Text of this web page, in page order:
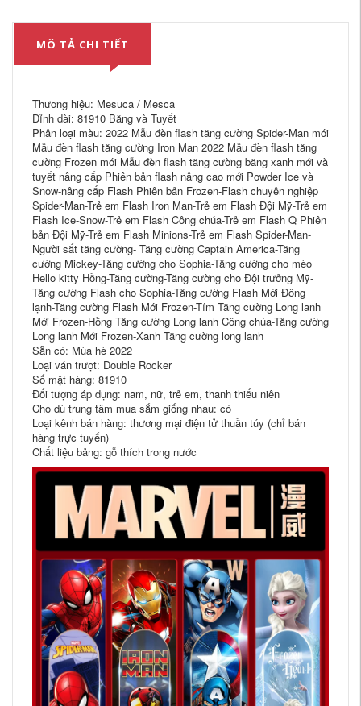
MÔ TẢ CHI TIẾT
Thương hiệu: Mesuca / Mesca
Đỉnh dài: 81910 Băng và Tuyết
Phân loại màu: 2022 Mẫu đèn flash tăng cường Spider-Man mới
Mẫu đèn flash tăng cường Iron Man 2022 Mẫu đèn flash tăng
cường Frozen mới Mẫu đèn flash tăng cường băng xanh mới và
tuyết nâng cấp Phiên bản flash nâng cao mới Powder Ice và
Snow-nâng cấp Flash Phiên bản Frozen-Flash chuyên nghiệp
Spider-Man-Trẻ em Flash Iron Man-Trẻ em Flash Đội Mỹ-Trẻ em
Flash Ice-Snow-Trẻ em Flash Công chúa-Trẻ em Flash Q Phiên
bản Đội Mỹ-Trẻ em Flash Minions-Trẻ em Flash Spider-Man-
Người sắt tăng cường- Tăng cường Captain America-Tăng
cường Mickey-Tăng cường cho Sophia-Tăng cường cho mèo
Hello kitty Hồng-Tăng cường-Tăng cường cho Đội trưởng Mỹ-
Tăng cường Flash cho Sophia-Tăng cường Flash Mới Đông
lạnh-Tăng cường Flash Mới Frozen-Tím Tăng cường Long lanh
Mới Frozen-Hồng Tăng cường Long lanh Công chúa-Tăng cường
Long lanh Mới Frozen-Xanh Tăng cường long lanh
Sẵn có: Mùa hè 2022
Loại ván trượt: Double Rocker
Số mặt hàng: 81910
Đối tượng áp dụng: nam, nữ, trẻ em, thanh thiếu niên
Cho dù trung tâm mua sắm giống nhau: có
Loại kênh bán hàng: thương mại điện tử thuần túy (chỉ bán
hàng trực tuyến)
Chất liệu bảng: gỗ thích trong nước